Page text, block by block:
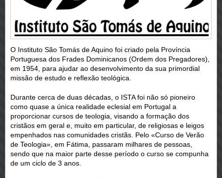
O Instituto São Tomás de Aquino foi criado pela Província
Portuguesa dos Frades Dominicanos (Ordem dos Pregadores),
em 1954, para ajudar ao desenvolvimento da sua primordial
missão de estudo e reflexão teológica.
Durante cerca de duas décadas, o ISTA foi não só pioneiro
como quase a única realidade eclesial em Portugal a
proporcionar cursos de teologia, visando a formação dos
cristãos em geral e, muito em particular, de religiosas e leigos
empenhados nas comunidades cristãs. Pelo «Curso de Verão
de Teologia», em Fátima, passaram milhares de pessoas,
sendo que na maior parte desse período o curso se compunha
de um ciclo de 3 anos.